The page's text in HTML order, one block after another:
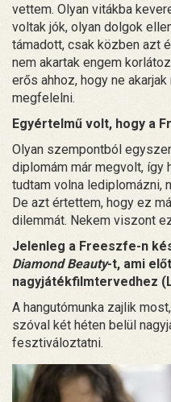
vettem. Olyan vitákba
voltak jók, olyan dolgok
támadott, csak közben azt
nem akartak engem
erős ahhoz, hogy ne
megfelelni.
Egyértelmű volt, hogy a
Olyan szempontból
diplomám már megvolt, így
tudtam volna lediplomázni,
De azt értettem, hogy ez
dilemmát. Nekem viszont
Jelenleg a Freeszfe-n
Diamond Beauty-t, ami
nagyjátékfilmtervedhez
A hangutómunka zajlik
szóval két héten belül
fesztiváloztatni.